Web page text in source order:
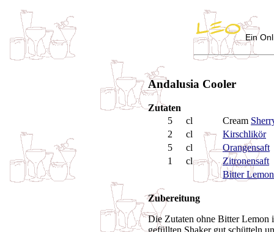
Ein
Andalusia Cooler
Zutaten
5
cl Cream
2
cl
Kirschlikör
5
cl
Orangensaft
1
cl
Zitronensaft
Bitter Lemon
Zubereitung
Die Zutaten ohne Bitter Lemon
gefüllten Shaker gut schütteln